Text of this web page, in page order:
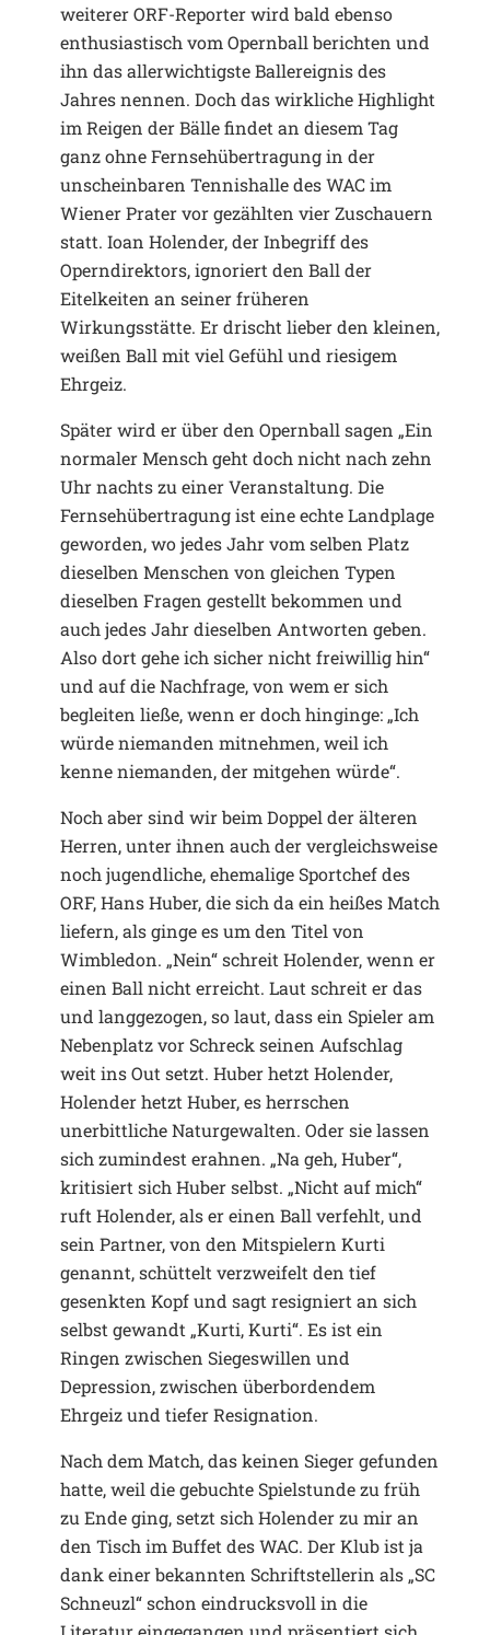
weiterer ORF-Reporter wird bald ebenso
enthusiastisch vom Opernball berichten und
ihn das allerwichtigste Ballereignis des
Jahres nennen. Doch das wirkliche Highlight
im Reigen der Bälle findet an diesem Tag
ganz ohne Fernsehübertragung in der
unscheinbaren Tennishalle des WAC im
Wiener Prater vor gezählten vier Zuschauern
statt. Ioan Holender, der Inbegriff des
Operndirektors, ignoriert den Ball der
Eitelkeiten an seiner früheren
Wirkungsstätte. Er drischt lieber den kleinen,
weißen Ball mit viel Gefühl und riesigem
Ehrgeiz.
Später wird er über den Opernball sagen „Ein
normaler Mensch geht doch nicht nach zehn
Uhr nachts zu einer Veranstaltung. Die
Fernsehübertragung ist eine echte Landplage
geworden, wo jedes Jahr vom selben Platz
dieselben Menschen von gleichen Typen
dieselben Fragen gestellt bekommen und
auch jedes Jahr dieselben Antworten geben.
Also dort gehe ich sicher nicht freiwillig hin“
und auf die Nachfrage, von wem er sich
begleiten ließe, wenn er doch hinginge: „Ich
würde niemanden mitnehmen, weil ich
kenne niemanden, der mitgehen würde“.
Noch aber sind wir beim Doppel der älteren
Herren, unter ihnen auch der vergleichsweise
noch jugendliche, ehemalige Sportchef des
ORF, Hans Huber, die sich da ein heißes Match
liefern, als ginge es um den Titel von
Wimbledon. „Nein“ schreit Holender, wenn er
einen Ball nicht erreicht. Laut schreit er das
und langgezogen, so laut, dass ein Spieler am
Nebenplatz vor Schreck seinen Aufschlag
weit ins Out setzt. Huber hetzt Holender,
Holender hetzt Huber, es herrschen
unerbittliche Naturgewalten. Oder sie lassen
sich zumindest erahnen. „Na geh, Huber“,
kritisiert sich Huber selbst. „Nicht auf mich“
ruft Holender, als er einen Ball verfehlt, und
sein Partner, von den Mitspielern Kurti
genannt, schüttelt verzweifelt den tief
gesenkten Kopf und sagt resigniert an sich
selbst gewandt „Kurti, Kurti“. Es ist ein
Ringen zwischen Siegeswillen und
Depression, zwischen überbordendem
Ehrgeiz und tiefer Resignation.
Nach dem Match, das keinen Sieger gefunden
hatte, weil die gebuchte Spielstunde zu früh
zu Ende ging, setzt sich Holender zu mir an
den Tisch im Buffet des WAC. Der Klub ist ja
dank einer bekannten Schriftstellerin als „SC
Schneuzl“ schon eindrucksvoll in die